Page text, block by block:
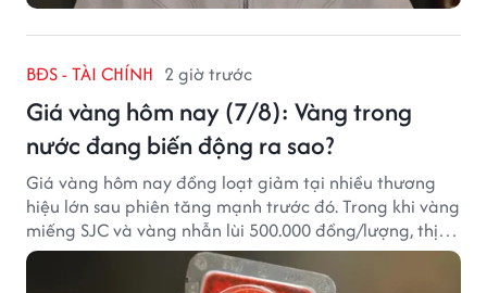
BĐS - TÀI CHÍNH 2 giờ trước
Giá vàng hôm nay (7/8): Vàng trong
nước đang biến động ra sao?
Giá vàng hôm nay đồng loạt giảm tại nhiều thương
hiệu lớn sau phiên tăng mạnh trước đó. Trong khi vàng
miếng SJC và vàng nhẫn lùi 500.000 đồng/lượng, thị
trường vẫn duy trì mặt bằng giá cao, với sự chênh
lệch đáng kể giữa các doanh nghiệp.